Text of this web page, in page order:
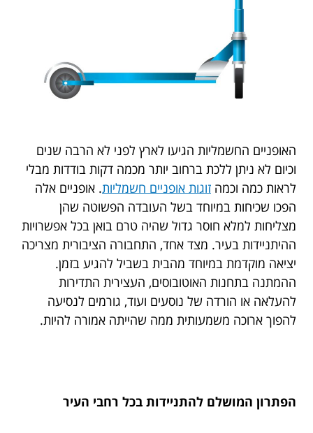
האופניים החשמליות הגיעו לארץ לפני לא הרבה שנים
וכיום לא ניתן ללכת ברחוב יותר מכמה דקות בודדות מבלי
לראות כמה וכמה זוגות אופניים חשמליות. אופניים אלה
הפכו שכיחות במיוחד בשל העובדה הפשוטה שהן
מצליחות למלא חוסר גדול שהיה טרם בואן בכל אפשרויות
ההיתניידות בעיר. מצד אחד, התחבורה הציבורית מצריכה
יציאה מוקדמת במיוחד מהבית בשביל להגיע בזמן.
ההמתנה בתחנות האוטובוסים, העצירית התדירות
להעלאה או הורדה של נוסעים ועוד, גורמים לנסיעה
להפוך ארוכה משמעותית ממה שהייתה אמורה להיות.
הפתרון המושלם להתניידות בכל רחבי העיר